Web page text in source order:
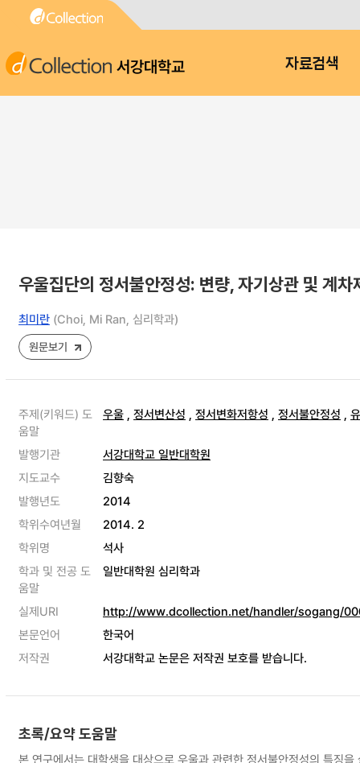
서강대학교 자료검색
우울집단의 정서불안정성: 변량, 자기상관 및 계차
최미란 (Choi, Mi Ran, 심리학과)
원문보기
주제(키워드) 도
움말
우울 , 정서변산성 , 정서변화저항성 , 정서불안정성 ,
발행기관
서강대학교 일반대학원
지도교수
김향숙
발행년도
2014
학위수여년월
2014. 2
학위명
석사
학과 및 전공 도
움말
일반대학원 심리학과
실제URI
http://www.dcollection.net/handler/sogang/
본문언어
한국어
저작권
서강대학교 논문은 저작권 보호를 받습니다.
초록/요약 도움말
본 연구에서는 대학생을 대상으로 우울과 관련한 정서불안정성의 특징